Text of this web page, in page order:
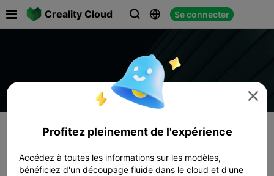
Creality Cloud   Se connecter

Profitez pleinement de l'expérience
Accédez à toutes les informations sur les modèles,
bénéficiez d'un découpage fluide dans le cloud et d'une